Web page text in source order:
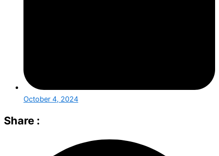
October 4, 2024
Share :